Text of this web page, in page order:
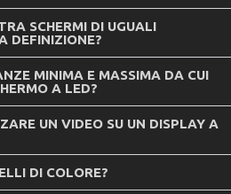
SCHERMI DI UGUALI
DEFINIZIONE?
MINIMA E MASSIMA DA CUI
A LED?
UN VIDEO SU UN DISPLAY A
DI COLORE?